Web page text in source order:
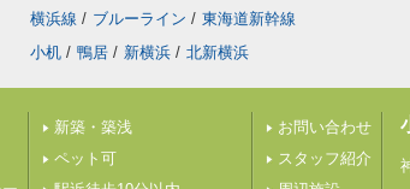
横浜線 / ブルーライン / 東海道新幹線
小机 / 鴨居 / 新横浜 / 北新横浜
新築・築浅
ペット可
お問い合わせ
スタッフ紹介